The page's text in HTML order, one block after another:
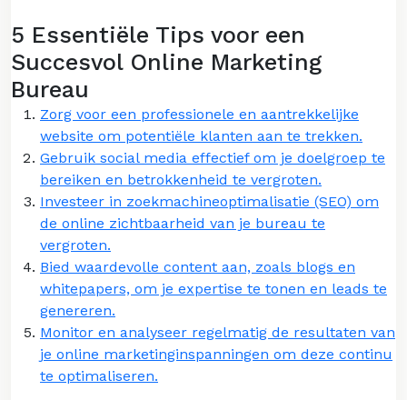
5 Essentiële Tips voor een
Succesvol Online Marketing
Bureau
Zorg voor een professionele en aantrekkelijke
website om potentiële klanten aan te trekken.
Gebruik social media effectief om je doelgroep te
bereiken en betrokkenheid te vergroten.
Investeer in zoekmachineoptimalisatie (SEO) om
de online zichtbaarheid van je bureau te
vergroten.
Bied waardevolle content aan, zoals blogs en
whitepapers, om je expertise te tonen en leads te
genereren.
Monitor en analyseer regelmatig de resultaten van
je online marketinginspanningen om deze continu
te optimaliseren.